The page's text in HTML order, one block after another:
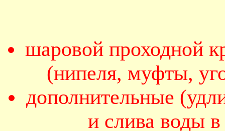
шаровой проходной
(нипеля, муфты,
дополнительные
и слива воды